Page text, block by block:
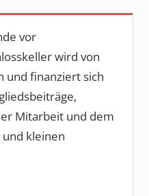
vor
wird von
und finanziert sich
Mitarbeit und dem
kleinen